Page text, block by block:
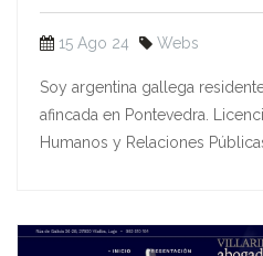
15 Ago 24 Webs
Soy argentina gallega
afincada en Pontevedra.
Humanos y Relaciones